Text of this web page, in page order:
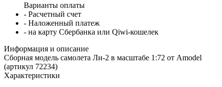
Варианты оплаты
- Расчетный счет
- Наложенный платеж
- на карту Сбербанка или Qiwi-кошелек
Информация и описание
Сборная модель самолета Ли-2 в масштабе 1:72 от Amodel
(артикул 72234)
Характеристики